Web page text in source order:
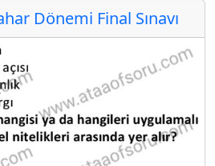
Dönemi Final Sınavı